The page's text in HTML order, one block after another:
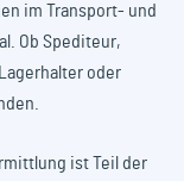
im Transport- und
Ob Spediteur,
oder
ist Teil der